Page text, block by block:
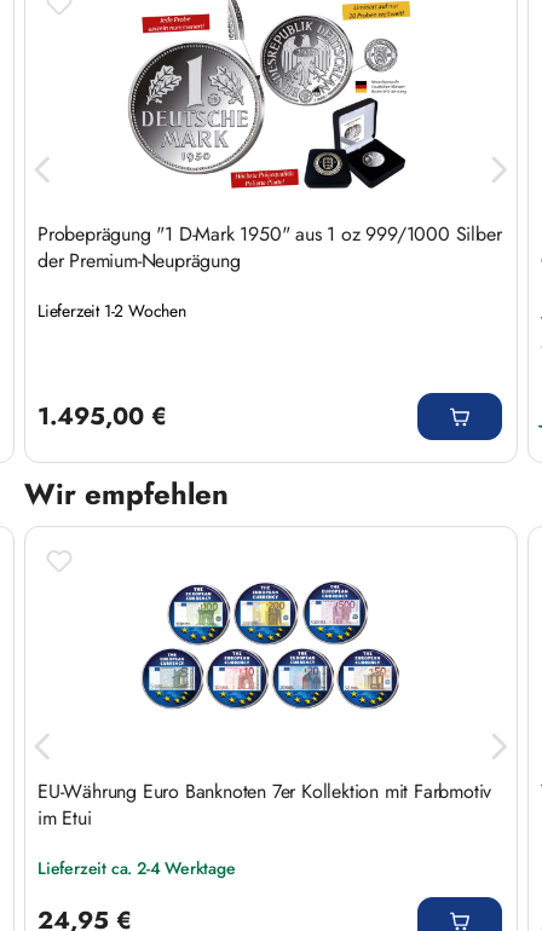
Probeprägung "1 D-Mark 1950" aus 1 oz 999/1000 Silber
der Premium-Neuprägung
Lieferzeit 1-2 Wochen
1.495,00 €
Wir empfehlen
Produktgalerie überspringen
EU-Währung Euro Banknoten 7er Kollektion mit Farbmotiv
im Etui
Lieferzeit ca. 2-4 Werktage
24,95 €